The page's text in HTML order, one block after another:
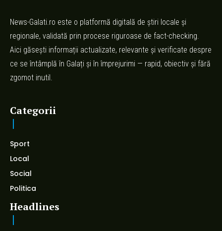
News-Galati.ro este o platformă digitală de știri locale și
regionale, validată prin procese riguroase de fact-checking.
Aici găsești informații actualizate, relevante și verificate despre
ce se întâmplă în Galați și în împrejurimi — rapid, obiectiv și fără
zgomot inutil.
Categorii
Sport
Local
Social
Politica
Headlines